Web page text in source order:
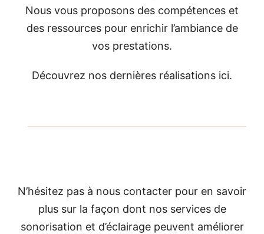
Nous vous proposons des compétences et
des ressources pour enrichir l’ambiance de
vos prestations.
Découvrez nos dernières réalisations ici.
N’hésitez pas à nous contacter pour en savoir
plus sur la façon dont nos services de
sonorisation et d’éclairage peuvent améliorer